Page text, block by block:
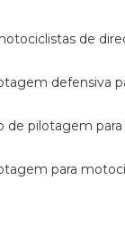
de
defensiva
de pilotagem
para